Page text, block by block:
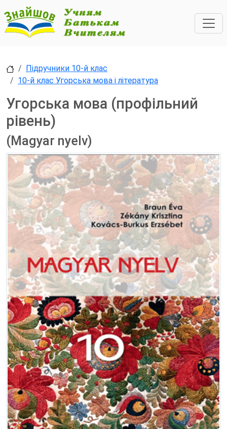
Підручники 10-й клас
10-й клас Угорська мова і література
Угорська мова (профільний
рівень)
(Magyar nyelv)